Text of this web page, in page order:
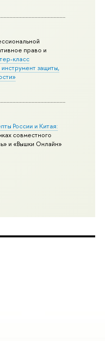
право и
класс
защиты,
России и Китая:
совместного
и «Вышки Онлайн»